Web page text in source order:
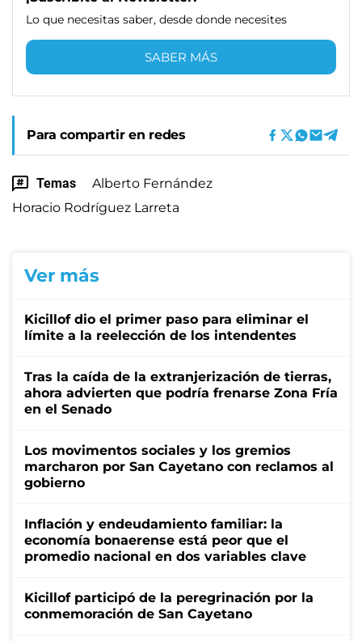
Lo que necesitas saber, desde donde necesites
SABER MÁS
Para compartir en redes
Temas
Alberto Fernández
Horacio Rodríguez Larreta
Ver más
Kicillof dio el primer paso para eliminar el
límite a la reelección de los intendentes
Tras la caída de la extranjerización de tierras,
ahora advierten que podría frenarse Zona Fría
en el Senado
Los movimentos sociales y los gremios
marcharon por San Cayetano con reclamos al
gobierno
Inflación y endeudamiento familiar: la
economía bonaerense está peor que el
promedio nacional en dos variables clave
Kicillof participó de la peregrinación por la
conmemoración de San Cayetano